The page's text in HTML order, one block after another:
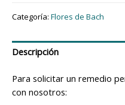
Categoría: Flores de Bach
Descripción
Para solicitar un remedio
con nosotros: